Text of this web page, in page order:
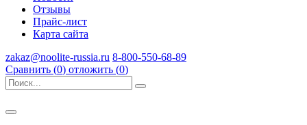
Отзывы
Прайс-лист
Карта сайта
zakaz@noolite-russia.ru 8-800-550-68-89
Сравнить (0) отложить (0)